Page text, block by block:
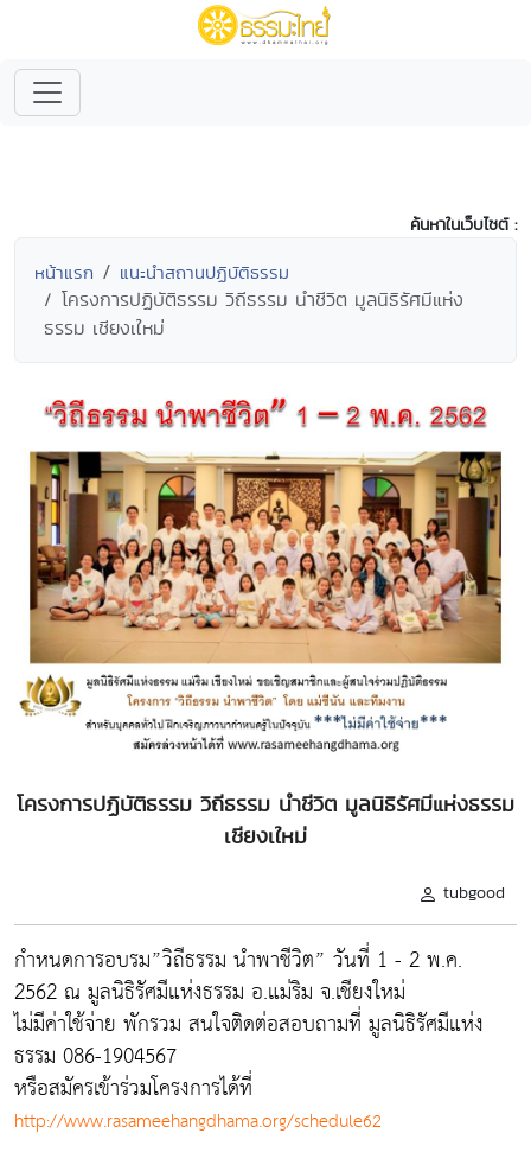
ค้นหาในเว็บไซต์ :
หน้าแรก แนะนำสถานปฏิบัติธรรม
โครงการปฏิบัติธรรม วิถีธรรม นำชีวิต มูลนิธิรัศมีแห่ง
ธรรม เชียงเใหม่
โครงการปฏิบัติธรรม วิถีธรรม นำชีวิต มูลนิธิรัศมีแห่งธรรม
เชียงเใหม่
tubgood
กำหนดการอบรม”วิถีธรรม นำพาชีวิต” วันที่ 1 - 2 พ.ค.
2562 ณ มูลนิธิรัศมีแห่งธรรม อ.แม่ริม จ.เชียงใหม่
ไม่มีค่าใช้จ่าย พักรวม สนใจติดต่อสอบถามที่ มูลนิธิรัศมีแห่ง
ธรรม 086-1904567
หรือสมัครเข้าร่วมโครงการได้ที่
http://www.rasameehangdhama.org/schedule62